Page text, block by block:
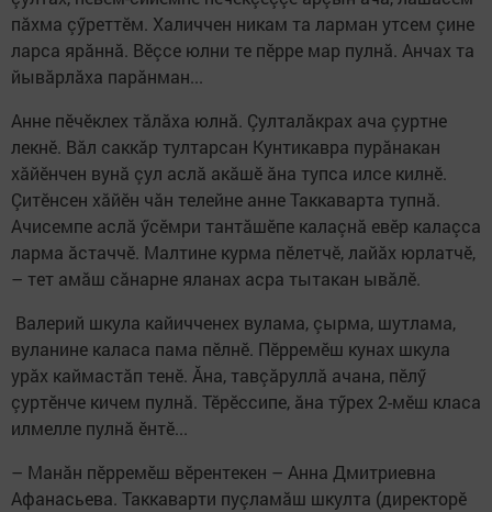
пăхма çӳреттӗм. Халиччен никам та ларман утсем çине
ларса ярăннă. Вӗçсе юлни те пӗрре мар пулнă. Анчах та
йывăрлăха парăнман...
Анне пӗчӗклех тăлăха юлнă. Çулталăкрах ача çуртне
лекнӗ. Вăл саккăр тултарсан Кунтикавра пурăнакан
хăйӗнчен вунă çул аслă акăшӗ ăна тупса илсе килнӗ.
Çитӗнсен хăйӗн чăн телейне анне Таккаварта тупнă.
Ачисемпе аслă ӳсӗмри тантăшӗпе калаçнă евӗр калаçса
ларма ăстаччӗ. Малтине курма пӗлетчӗ, лайăх юрлатчӗ,
– тет амăш сăнарне яланах асра тытакан ывăлӗ.
Валерий шкула кайичченех вулама, çырма, шутлама,
вуланине каласа пама пӗлнӗ. Пӗрремӗш кунах шкула
урăх каймастăп тенӗ. Ăна, тавçăруллă ачана, пӗлӳ
çуртӗнче кичем пулнă. Тӗрӗссипе, ăна тӳрех 2-мӗш класа
илмелле пулнă ӗнтӗ...
– Манăн пӗрремӗш вӗрентекен – Анна Дмитриевна
Афанасьева. Таккаварти пуçламăш шкулта (директорӗ